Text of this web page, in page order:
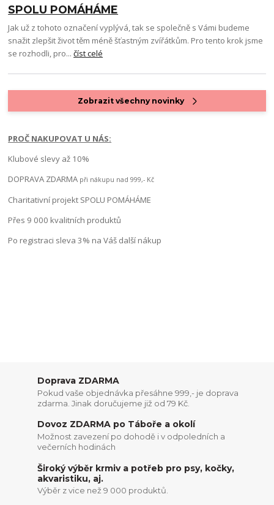
SPOLU POMÁHÁME
Jak už z tohoto označení vyplývá, tak se společně s Vámi budeme
snažit zlepšit život těm méně šťastným zvířátkům. Pro tento krok jsme
se rozhodli, pro...číst celé
Zobrazit všechny novinky
PROČ NAKUPOVAT U NÁS:
Klubové slevy až 10%
DOPRAVA ZDARMA při nákupu nad 999,- Kč
Charitativní projekt SPOLU POMÁHÁME
Přes 9 000 kvalitních produktů
Po registraci sleva 3% na Váš další nákup
Doprava ZDARMA
Pokud vaše objednávka přesáhne 999,- je doprava
zdarma. Jinak doručujeme již od 79 Kč.
Dovoz ZDARMA po Táboře a okolí
Možnost zavezení po dohodě i v odpoledních a
večerních hodinách
Široký výběr krmiv a potřeb pro psy, kočky,
akvaristiku, aj.
Výběr z vice než 9 000 produktů.